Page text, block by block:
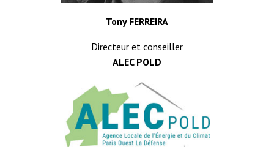
Tony FERREIRA
Directeur et conseiller
ALEC POLD